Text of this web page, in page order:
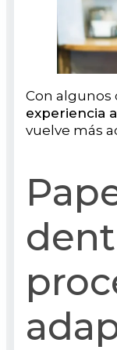
Con algunos
experiencia
vuelve más